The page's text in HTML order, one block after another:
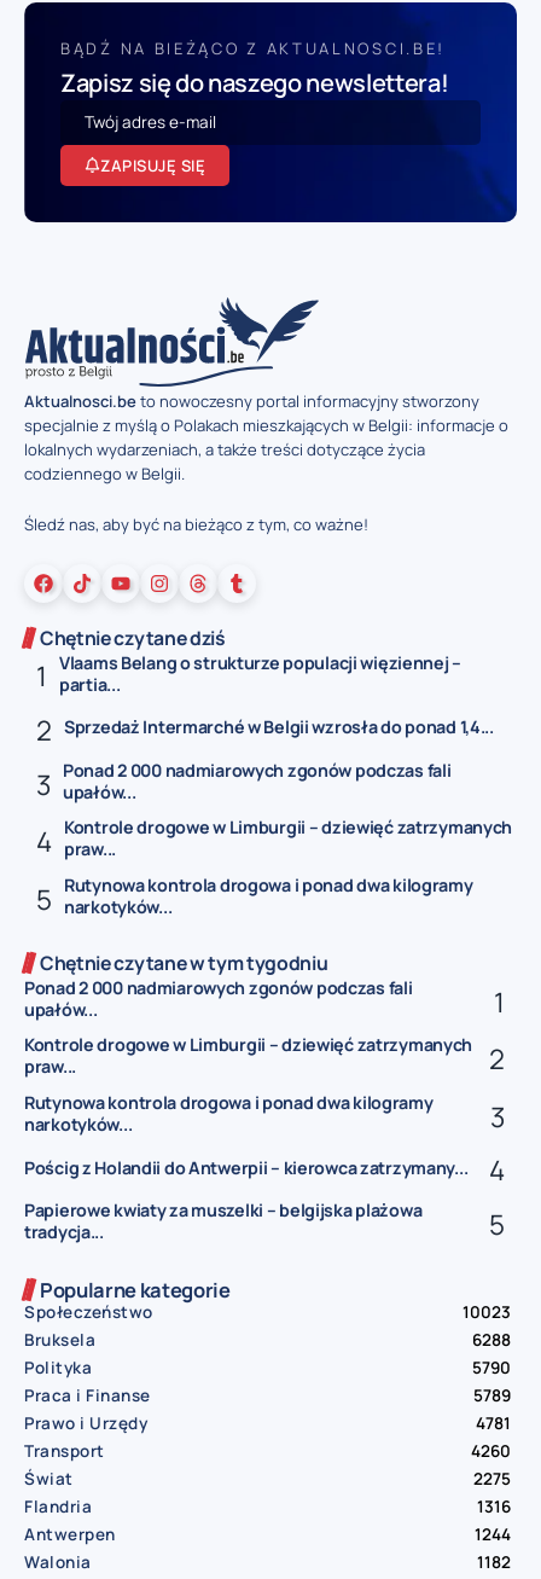
BĄDŹ NA BIEŻĄCO Z AKTUALNOSCI.BE!
Zapisz się do naszego newslettera!
ZAPISUJĘ SIĘ
Aktualnosci.beto nowoczesny portal informacyjny stworzony
specjalnie z myślą o Polakach mieszkających w Belgii: informacje o
lokalnych wydarzeniach, a także treści dotyczące życia
codziennego w Belgii.
Śledź nas, aby być na bieżąco z tym, co ważne!
Chętnie czytane dziś
Vlaams Belang o strukturze populacji więziennej –
partia...
Sprzedaż Intermarché w Belgii wzrosła do ponad 1,4...
Ponad 2 000 nadmiarowych zgonów podczas fali
upałów...
Kontrole drogowe w Limburgii – dziewięć zatrzymanych
praw...
Rutynowa kontrola drogowa i ponad dwa kilogramy
narkotyków...
Chętnie czytane w tym tygodniu
Ponad 2 000 nadmiarowych zgonów podczas fali
upałów...
Kontrole drogowe w Limburgii – dziewięć zatrzymanych
praw...
Rutynowa kontrola drogowa i ponad dwa kilogramy
narkotyków...
Pościg z Holandii do Antwerpii – kierowca zatrzymany...
Papierowe kwiaty za muszelki – belgijska plażowa
tradycja...
Popularne kategorie
Społeczeństwo
10023
Bruksela
6288
Polityka
5790
Praca i Finanse
5789
Prawo i Urzędy
4781
Transport
4260
Świat
2275
Flandria
1316
Antwerpen
1244
Walonia
1182